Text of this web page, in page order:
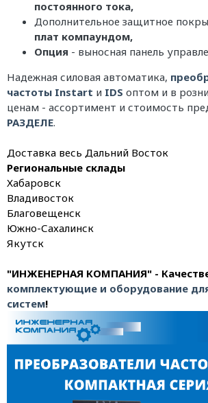
постоянного тока,
Дополнительное защитное
плат компаундом,
Опция - выносная панель
Надежная силовая автоматика,
частоты Instart и IDS оптом и в
ценам - ассортимент и стоимость
РАЗДЕЛЕ.
Доставка весь Дальний Восток
Региональные склады
Хабаровск
Владивосток
Благовещенск
Южно-Сахалинск
Якутск⠀
"ИНЖЕНЕРНАЯ КОМПАНИЯ" -
комплектующие и оборудование
систем!